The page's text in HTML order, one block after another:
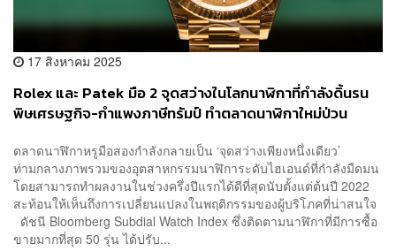
17 สิงหาคม 2025
Rolex และ Patek มือ 2 จุดสว่างในโลกนาฬิกาที่กำลังดิ้นรน
พิษเศรษฐกิจ-กำแพงภาษีทรัมป์ ทำตลาดนาฬิกาใหม่ป่วน
ตลาดนาฬิกาหรูมือสองกำลังกลายเป็น ‘จุดสว่างเพียงหนึ่งเดียว’
ท่ามกลางภาพรวมของอุตสาหกรรมนาฬิการะดับไฮเอนด์ที่กำลังมืดมน
โดยสามารถทำผลงานในช่วงครึ่งปีแรกได้ดีที่สุดนับตั้งแต่ต้นปี 2022
สะท้อนให้เห็นถึงการเปลี่ยนแปลงในพฤติกรรมของผู้บริโภคที่น่าสนใจ
ดัชนี Bloomberg Subdial Watch Index ซึ่งติดตามนาฬิกาที่มีการซื้อ
ขายมากที่สุด 50 รุ่น ได้ปรับ...